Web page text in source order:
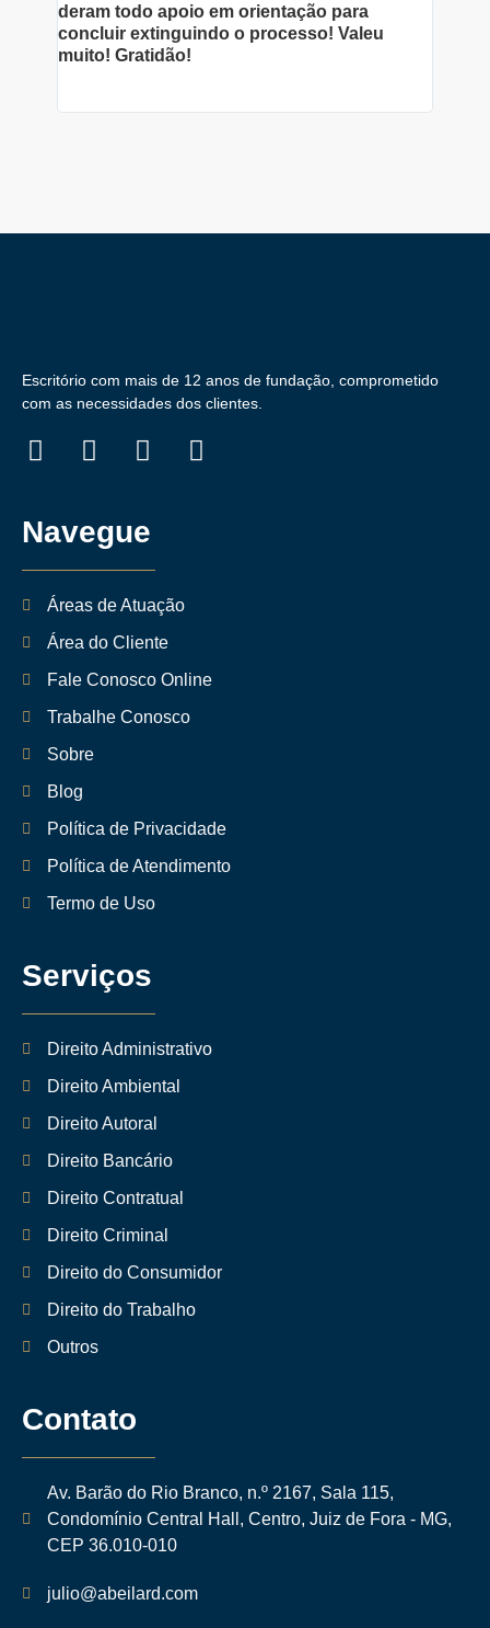
deram todo apoio em orientação para
concluir extinguindo o processo! Valeu
muito! Gratidão!
Escritório com mais de 12 anos de fundação, comprometido
com as necessidades dos clientes.
Navegue
Áreas de Atuação
Área do Cliente
Fale Conosco Online
Trabalhe Conosco
Sobre
Blog
Política de Privacidade
Política de Atendimento
Termo de Uso
Serviços
Direito Administrativo
Direito Ambiental
Direito Autoral
Direito Bancário
Direito Contratual
Direito Criminal
Direito do Consumidor
Direito do Trabalho
Outros
Contato
Av. Barão do Rio Branco, n.º 2167, Sala 115,
Condomínio Central Hall, Centro, Juiz de Fora - MG,
CEP 36.010-010
julio@abeilard.com